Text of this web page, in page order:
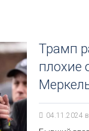
Трамп
плохие
04.11.2024